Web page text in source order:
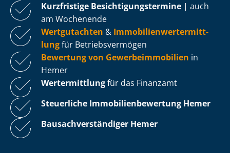
Kurzfristige Be­sich­ti­gungs­ter­mi­ne | auch
am Wochenende
Wertgutachten & Im­mo­bi­li­en­wert­ermitt­
lungfür Be­triebs­ver­mö­gen
Bewertung von Ge­wer­be­im­mo­bi­li­en in
Hemer
Wertermittlungfür das Finanzamt
Steuerliche Im­mo­bi­li­en­be­wer­tung Hemer
Bau­sach­ver­stän­di­ger Hemer